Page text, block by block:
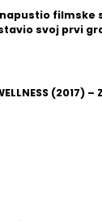
napustio filmske
svoj prvi
(2017)